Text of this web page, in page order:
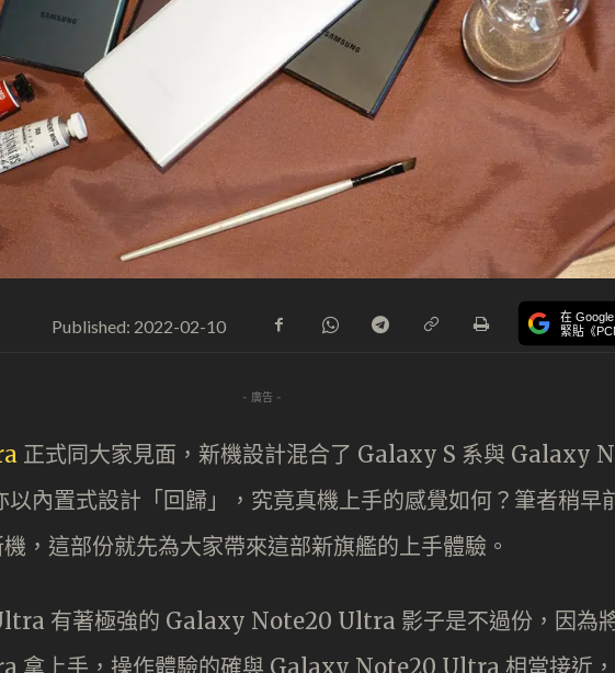
Published: 2022-02-10 在 Google
緊貼《
- 廣告 -
正式同大家見面，新機設計混合了 Galaxy S 系與 Galaxy
以內置式設計「回歸」，究竟真機上手的感覺如何？筆者稍早
，這部份就先為大家帶來這部新旗艦的上手體驗。
有著極強的 Galaxy Note20 Ultra 影子是不過份，因為
拿上手，操作體驗的確與 Galaxy Note20 Ultra 相當接近